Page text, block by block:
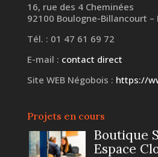
16, rue des 4 Cheminées
92100 Boulogne-Billancourt –
Tél. : 01 47 61 69 72
E-mail : contact direct
Site WEB Négobois : https://
Projets en cours
Boutique
Espace